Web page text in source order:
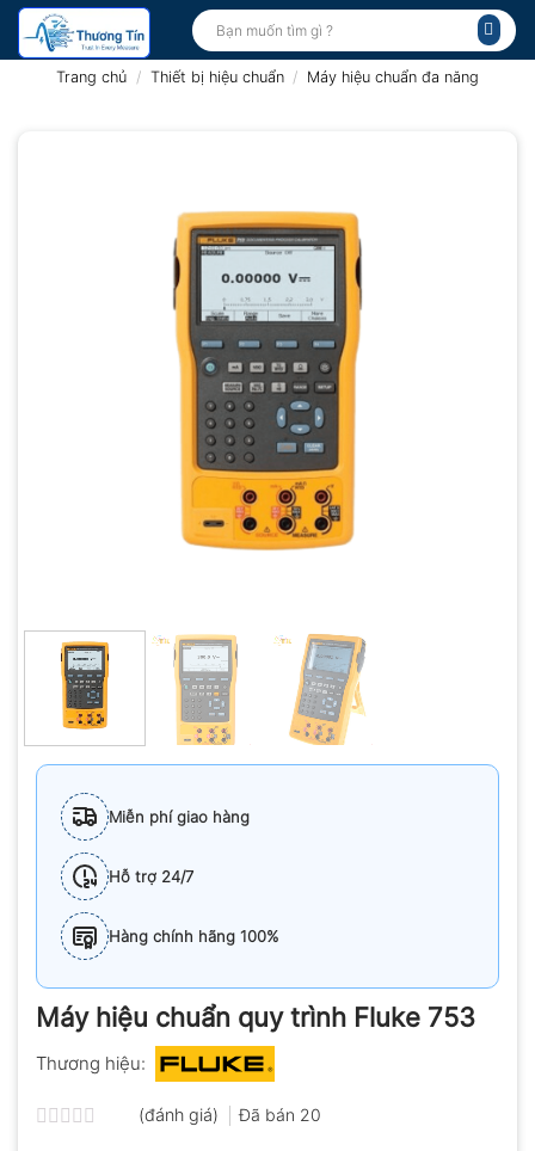
Bỏ
qua
Tìm
kiếm:
Trang chủ / Thiết bị hiệu chuẩn / Máy hiệu chuẩn đa năng
Miễn phí giao hàng
Hỗ trợ 24/7
Hàng chính hãng 100%
Máy hiệu chuẩn quy trình Fluke 753
Thương hiệu:
(đánh giá) Đã bán 20